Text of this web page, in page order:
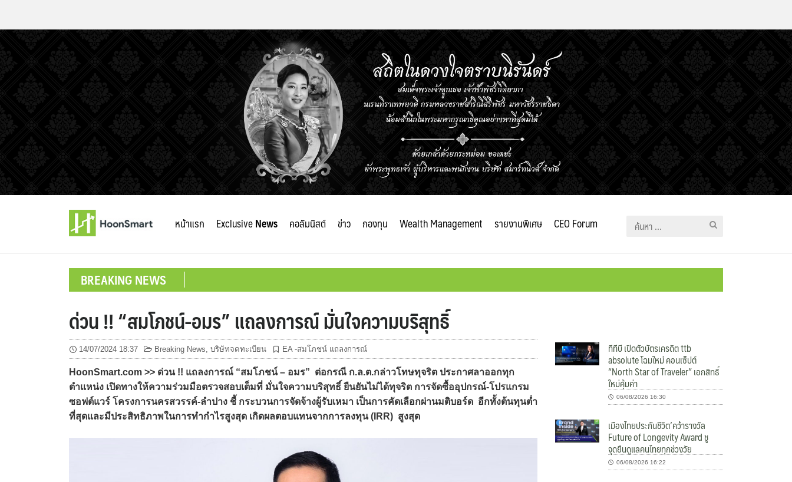
หน้าแรก ExclusiveNews คอลัมนิสต์ ข่าว กองทุน Wealth Management รายงานพิเศษ CEO Forum
ค้นหา
BREAKING NEWS
ด่วน !! “สมโภชน์-อมร” แถลงการณ์ มั่นใจความบริสุทธิ์
14/07/2024 18:37 Breaking News, บริษัทจดทะเบียน EA -สมโภชน์ แถลงการณ์
HoonSmart.com >> ด่วน !! แถลงการณ์ “สมโภชน์ – อมร” ต่อกรณี ก.ล.ต.กล่าวโทษทุจริต ประกาศลาออกทุก
ตำแหน่ง เปิดทางให้ความร่วมมือตรวจสอบเต็มที่ มั่นใจความบริสุทธิ์ ยืนยันไม่ได้ทุจริต การจัดซื้ออุปกรณ์-โปรแกรม
ซอฟต์แวร์ โครงการนครสวรรค์-ลำปาง ชี้ กระบวนการจัดจ้างผู้รับเหมา เป็นการคัดเลือกผ่านมติบอร์ด อีกทั้งต้นทุนต่ำ
ที่สุดและมีประสิทธิภาพในการทำกำไรสูงสุด เกิดผลตอบแทนจากการลงทุน (IRR) สูงสุด
ทีทีบี เปิดตัวบัตรเครดิต ttb
absolute โฉมใหม่ คอนเซ็ปต์
“North Star of Traveler” เอกสิทธิ์
ใหม่คุ้มค่า
06/08/2026 16:30
เมืองไทยประกันชีวิต’คว้ารางวัล
Future of Longevity Award ชู
จุดยืนดูแลคนไทยทุกช่วงวัย
06/08/2026 16:22